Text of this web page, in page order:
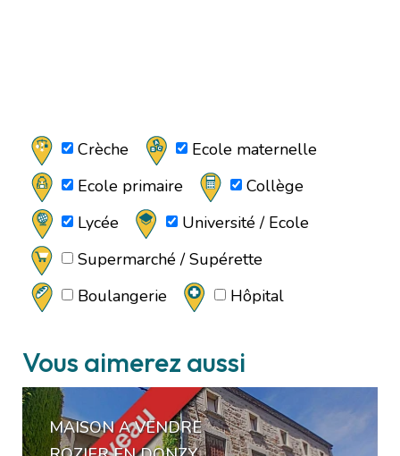
Crèche
Ecole maternelle
Ecole primaire
Collège
Lycée
Université / Ecole
Supermarché / Supérette
Boulangerie
Hôpital
Vous aimerez aussi
MAISON A VENDRE